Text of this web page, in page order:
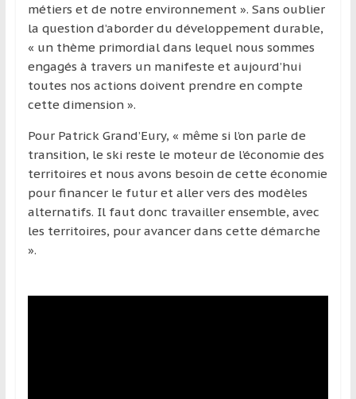
métiers et de notre environnement ». Sans oublier
la question d’aborder du développement durable,
« un thème primordial dans lequel nous sommes
engagés à travers un manifeste et aujourd’hui
toutes nos actions doivent prendre en compte
cette dimension ».
Pour Patrick Grand’Eury, « même si l’on parle de
transition, le ski reste le moteur de l’économie des
territoires et nous avons besoin de cette économie
pour financer le futur et aller vers des modèles
alternatifs. Il faut donc travailler ensemble, avec
les territoires, pour avancer dans cette démarche
».